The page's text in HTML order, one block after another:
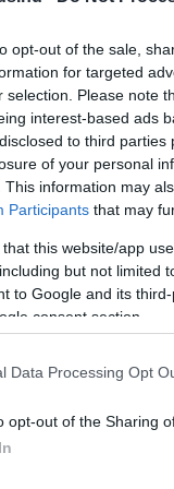
opt-out of the sale,
for targeted
selection. Please note
interest-based ads
to third
of your personal
This information may
Participants that may
that this website/app
but not limited
to Google and its
consent section.
Data Processing Opt
opt-out of the Sharing
is betöltötte a az id
Quake, a
elég
a stúdióé,
mint a Call of